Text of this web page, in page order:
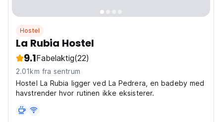
Hostel
La Rubia Hostel
9.1Fabelaktig(22)
2.01km fra sentrum
Hostel La Rubia ligger ved La Pedrera, en badeby med
havstrender hvor rutinen ikke eksisterer.